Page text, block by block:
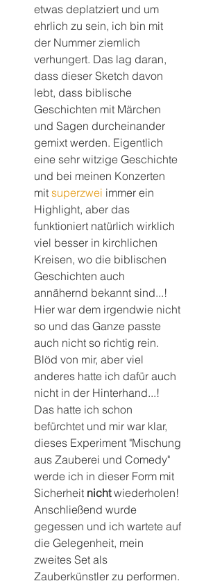
etwas deplatziert und um
ehrlich zu sein, ich bin mit
der Nummer ziemlich
verhungert. Das lag daran,
dass dieser Sketch davon
lebt, dass biblische
Geschichten mit Märchen
und Sagen durcheinander
gemixt werden. Eigentlich
eine sehr witzige Geschichte
und bei meinen Konzerten
mit superzwei immer ein
Highlight, aber das
funktioniert natürlich wirklich
viel besser in kirchlichen
Kreisen, wo die biblischen
Geschichten auch
annähernd bekannt sind...!
Hier war dem irgendwie nicht
so und das Ganze passte
auch nicht so richtig rein.
Blöd von mir, aber viel
anderes hatte ich dafür auch
nicht in der Hinterhand...!
Das hatte ich schon
befürchtet und mir war klar,
dieses Experiment "Mischung
aus Zauberei und Comedy"
werde ich in dieser Form mit
Sicherheit nicht wiederholen!
Anschließend wurde
gegessen und ich wartete auf
die Gelegenheit, mein
zweites Set als
Zauberkünstler zu performen.